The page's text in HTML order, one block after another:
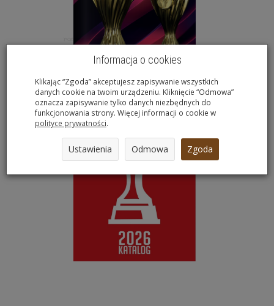
Informacja o cookies
Klikając “Zgoda” akceptujesz zapisywanie wszystkich
danych cookie na twoim urządzeniu. Kliknięcie “Odmowa”
oznacza zapisywanie tylko danych niezbędnych do
funkcjonowania strony. Więcej informacji o cookie w
polityce prywatności.
Ustawienia Odmowa Zgoda